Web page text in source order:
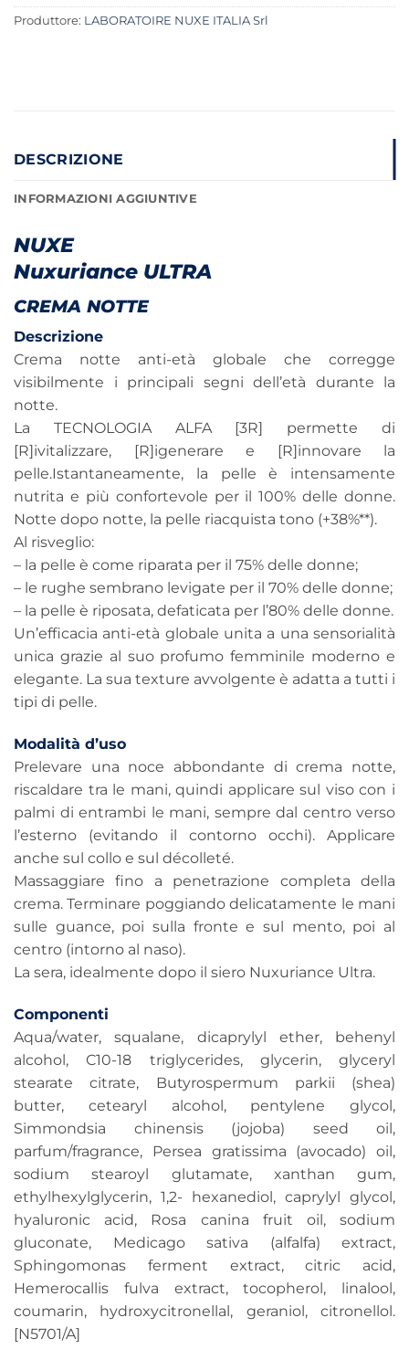
Produttore: LABORATOIRE NUXE ITALIA Srl
DESCRIZIONE
INFORMAZIONI AGGIUNTIVE
NUXE
Nuxuriance ULTRA
CREMA NOTTE
Descrizione
Crema notte anti-età globale che corregge
visibilmente i principali segni dell’età durante la
notte.
La TECNOLOGIA ALFA [3R] permette di
[R]ivitalizzare, [R]igenerare e [R]innovare la
pelle.Istantaneamente, la pelle è intensamente
nutrita e più confortevole per il 100% delle donne.
Notte dopo notte, la pelle riacquista tono (+38%**).
Al risveglio:
– la pelle è come riparata per il 75% delle donne;
– le rughe sembrano levigate per il 70% delle donne;
– la pelle è riposata, defaticata per l’80% delle donne.
Un’efficacia anti-età globale unita a una sensorialità
unica grazie al suo profumo femminile moderno e
elegante. La sua texture avvolgente è adatta a tutti i
tipi di pelle.
Modalità d’uso
Prelevare una noce abbondante di crema notte,
riscaldare tra le mani, quindi applicare sul viso con i
palmi di entrambi le mani, sempre dal centro verso
l’esterno (evitando il contorno occhi). Applicare
anche sul collo e sul décolleté.
Massaggiare fino a penetrazione completa della
crema. Terminare poggiando delicatamente le mani
sulle guance, poi sulla fronte e sul mento, poi al
centro (intorno al naso).
La sera, idealmente dopo il siero Nuxuriance Ultra.
Componenti
Aqua/water, squalane, dicaprylyl ether, behenyl
alcohol, C10-18 triglycerides, glycerin, glyceryl
stearate citrate, Butyrospermum parkii (shea)
butter, cetearyl alcohol, pentylene glycol,
Simmondsia chinensis (jojoba) seed oil,
parfum/fragrance, Persea gratissima (avocado) oil,
sodium stearoyl glutamate, xanthan gum,
ethylhexylglycerin, 1,2- hexanediol, caprylyl glycol,
hyaluronic acid, Rosa canina fruit oil, sodium
gluconate, Medicago sativa (alfalfa) extract,
Sphingomonas ferment extract, citric acid,
Hemerocallis fulva extract, tocopherol, linalool,
coumarin, hydroxycitronellal, geraniol, citronellol.
[N5701/A]